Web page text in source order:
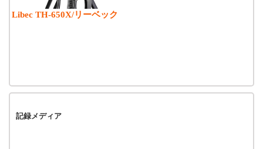
Libec TH-650X/リーベック
記録メディア